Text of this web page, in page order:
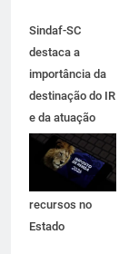
Sindaf-SC
destaca a
importância da
destinação do IR
e da atuação
técnica que
garante
permanência de
recursos no
Estado